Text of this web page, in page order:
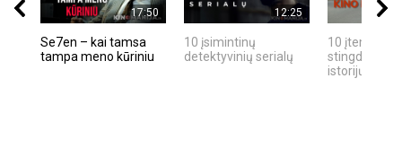
17:50
Se7en – kai tamsa
tampa meno kūriniu
12:25
10 įsimintinų
detektyvinių serialų
10 įtemptų,
stingdančių
istorijų